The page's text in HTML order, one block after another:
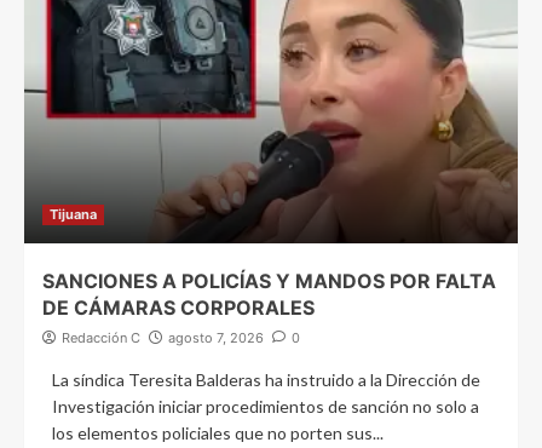
Tijuana
SANCIONES A POLICÍAS Y MANDOS POR FALTA
DE CÁMARAS CORPORALES
Redacción C agosto 7, 2026 0
La síndica Teresita Balderas ha instruido a la Dirección de
Investigación iniciar procedimientos de sanción no solo a
los elementos policiales que no porten sus...